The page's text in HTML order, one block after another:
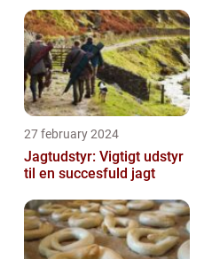
27 february 2024
Jagtudstyr: Vigtigt udstyr
til en succesfuld jagt